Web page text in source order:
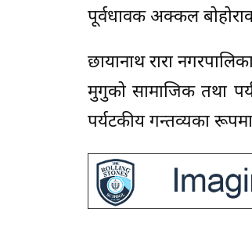
पूर्वधावक अक्कल
छायानाथ रारा
मुगुको सामाजिक तथा
पर्यटकीय गन्तव्यका रूपमा